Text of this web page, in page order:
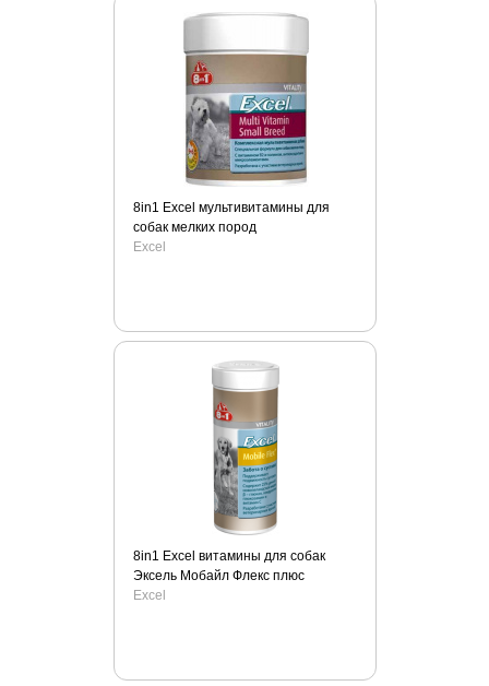
8in1 Excel мультивитамины для
собак мелких пород
Excel
8in1 Excel витамины для собак
Эксель Мобайл Флекс плюс
Excel